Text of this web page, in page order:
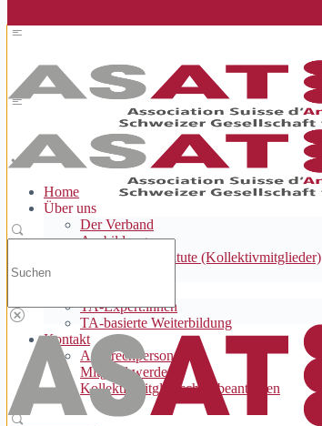
Home
Über uns
Der Verband
Ausbildung
Ausbildungsinstitute (Kollektivmitglieder)
TA-Expert:innen
TA-basierte Weiterbildung
Kontakt
Ansprechpersonen
Mitglied werden
Kollektivmitgliedschaft beantragen